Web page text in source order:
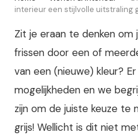
interieur een stijlvolle uitstraling
Zit je eraan te denken
frissen door een of
van een (nieuwe) kleur?
mogelijkheden en we
zijn om de juiste keuze te
grijs! Wellicht is dit niet